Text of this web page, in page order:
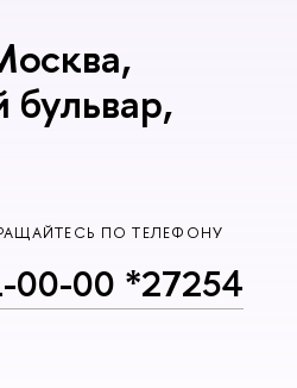
ПО ТЕЛЕФОНУ
00-00 *27254